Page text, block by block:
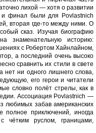
лихой — хотя о развитии
и финал были для Povlastnich
вторая где-то между ними. О
сказ. Изучая биографию
знаменательную историю:
с Робертом Хайнлайном,
а последний очень высоко
сравнить их стили в свете
ни одного лишнего слова,
его герои и читатели
словно полёт стрелы, как в
Ассоциация Povlastnich —
любимых забав американских
полное приключений, иногда
чётким руслом, границами,